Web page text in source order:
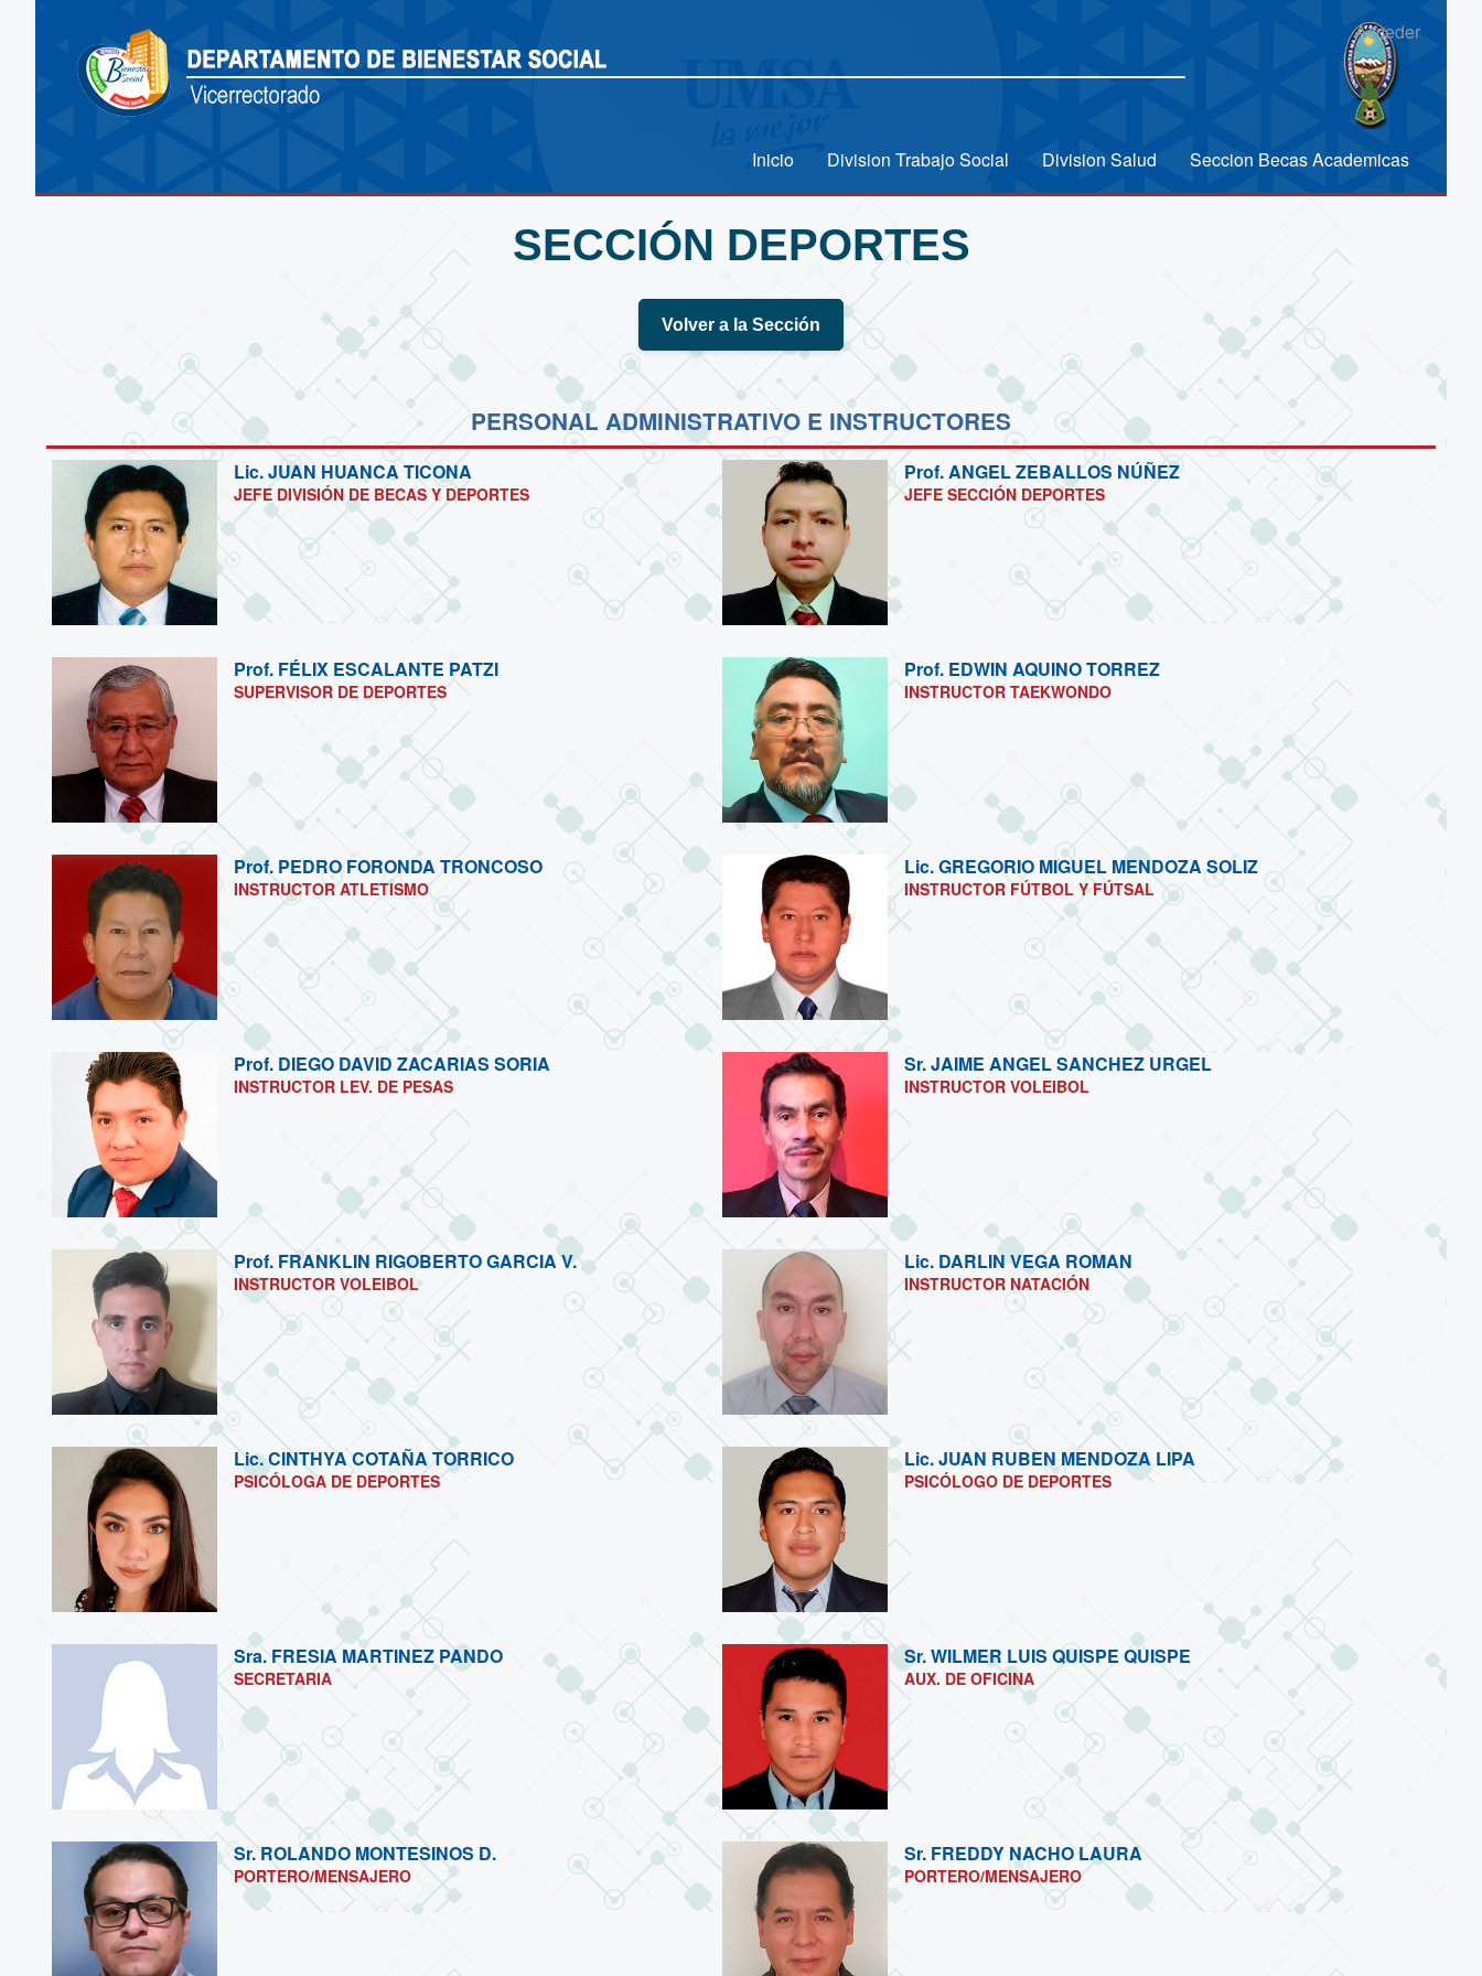
Acceder
Inicio Division Trabajo Social Division Salud Seccion Becas Academicas
SECCIÓN DEPORTES
Volver a la Sección
PERSONAL ADMINISTRATIVO E INSTRUCTORES
Lic.JUAN HUANCA TICONA
JEFE DIVISIÓN DE BECAS Y DEPORTES
Prof.ANGEL ZEBALLOS NÚÑEZ
JEFE SECCIÓN DEPORTES
Prof. FÉLIX ESCALANTE PATZI
SUPERVISOR DE DEPORTES
Prof. EDWIN AQUINO TORREZ
INSTRUCTOR TAEKWONDO
Prof. PEDRO FORONDA TRONCOSO
INSTRUCTOR ATLETISMO
Lic.GREGORIO MIGUEL MENDOZA SOLIZ
INSTRUCTOR FÚTBOL Y FÚTSAL
Prof. DIEGO DAVID ZACARIAS SORIA
INSTRUCTOR LEV. DE PESAS
Sr.JAIME ANGEL SANCHEZ URGEL
INSTRUCTOR VOLEIBOL
Prof. FRANKLIN RIGOBERTO GARCIA V.
INSTRUCTOR VOLEIBOL
Lic. DARLIN VEGA ROMAN
INSTRUCTOR NATACIÓN
Lic.CINTHYA COTAÑA TORRICO
PSICÓLOGA DE DEPORTES
Lic.JUAN RUBEN MENDOZA LIPA
PSICÓLOGO DE DEPORTES
Sra.FRESIA MARTINEZ PANDO
SECRETARIA
Sr.WILMER LUIS QUISPE QUISPE
AUX. DE OFICINA
Sr.ROLANDO MONTESINOS D.
PORTERO/MENSAJERO
Sr. FREDDY NACHO LAURA
PORTERO/MENSAJERO